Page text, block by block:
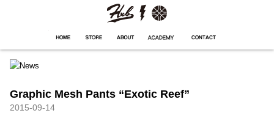
Graphic Mesh Pants “Exotic Reef”
2015-09-14